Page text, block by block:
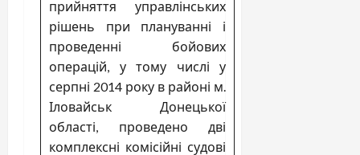
прийняття управлінських
рішень при плануванні і
проведенні бойових
операцій, у тому числі у
серпні 2014 року в районі м.
Іловайськ Донецької
області, проведено дві
комплексні комісійні судові